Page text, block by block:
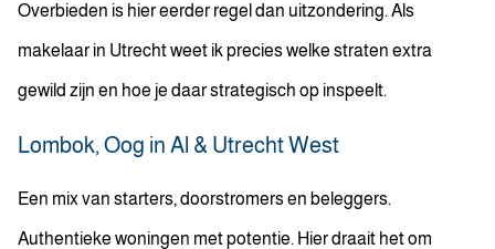
Overbieden is hier eerder regel dan uitzondering. Als
makelaar in Utrecht weet ik precies welke straten extra
gewild zijn en hoe je daar strategisch op inspeelt.
Lombok, Oog in Al & Utrecht West
Een mix van starters, doorstromers en beleggers.
Authentieke woningen met potentie. Hier draait het om